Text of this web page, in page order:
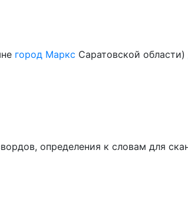
город Маркс Саратовской области)
определения к словам для